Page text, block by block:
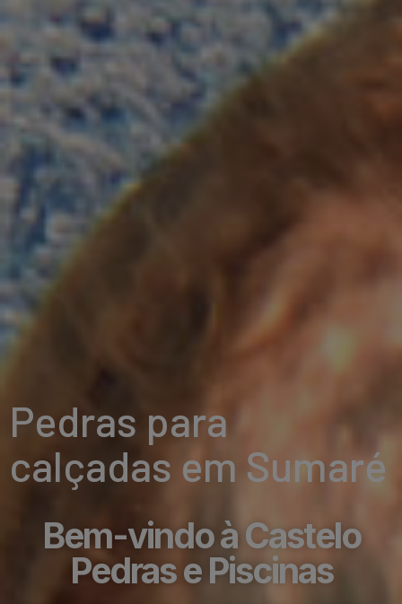
Pedras para
calçadas em Sumaré
Bem-vindo à Castelo
Pedras e Piscinas